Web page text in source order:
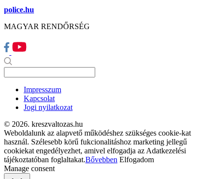
police.hu
MAGYAR RENDŐRSÉG
Impresszum
Kapcsolat
Jogi nyilatkozat
© 2026. kreszvaltozas.hu
Weboldalunk az alapvető működéshez szükséges cookie-kat
használ. Szélesebb körű fukcionalitáshoz marketing jellegű
cookiekat engedélyezhet, amivel elfogadja az Adatkezelési
tájékoztatóban foglaltakat.Bővebben Elfogadom
Manage consent